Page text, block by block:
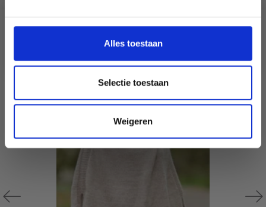
Alles toestaan
Selectie toestaan
Weigeren
D'AUTRES ONT ÉGALEMENT
Nederlands?